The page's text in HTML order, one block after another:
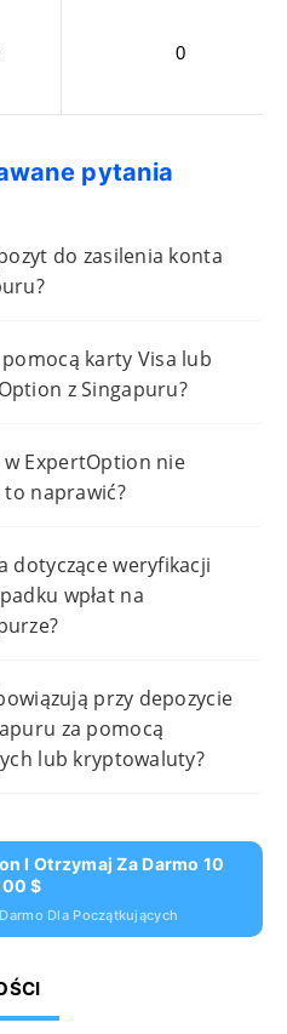
0
pytania
do zasilenia konta
pomocą karty Visa lub
z Singapuru?
ExpertOption nie
to naprawić?
dotyczące weryfikacji
wpłat na
przy depozycie
za pomocą
lub kryptowaluty?
I Otrzymaj Za Darmo 10
$
Dla Początkujących